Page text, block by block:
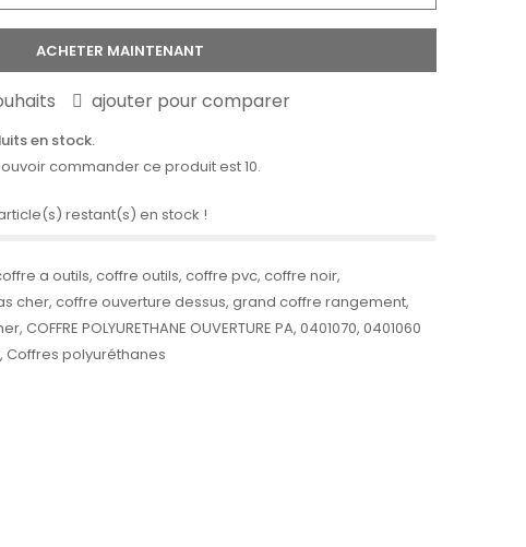
ACHETER MAINTENANT
ajouter pour comparer
en stock.
commander ce produit est 10.
restant(s) en stock !
a outils, coffre outils, coffre pvc, coffre noir,
cher, coffre ouverture dessus, grand coffre rangement,
, COFFRE POLYURETHANE OUVERTURE PA, 0401070, 0401060
, Coffres polyuréthanes